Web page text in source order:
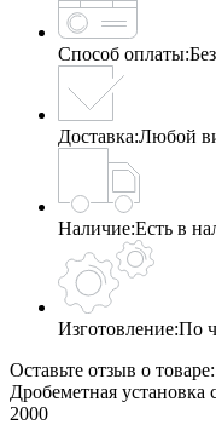
Способ оплаты:
Доставка:Любой
Наличие:Есть в
Изготовление:По
Оставьте отзыв о товаре:
Дробеметная
2000